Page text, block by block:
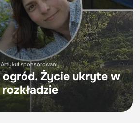
Artykuł sponsorowany
Życie ukryte w
rozkładzie